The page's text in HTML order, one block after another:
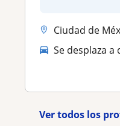
Ciudad de
Se desplaza a
Ver todos los